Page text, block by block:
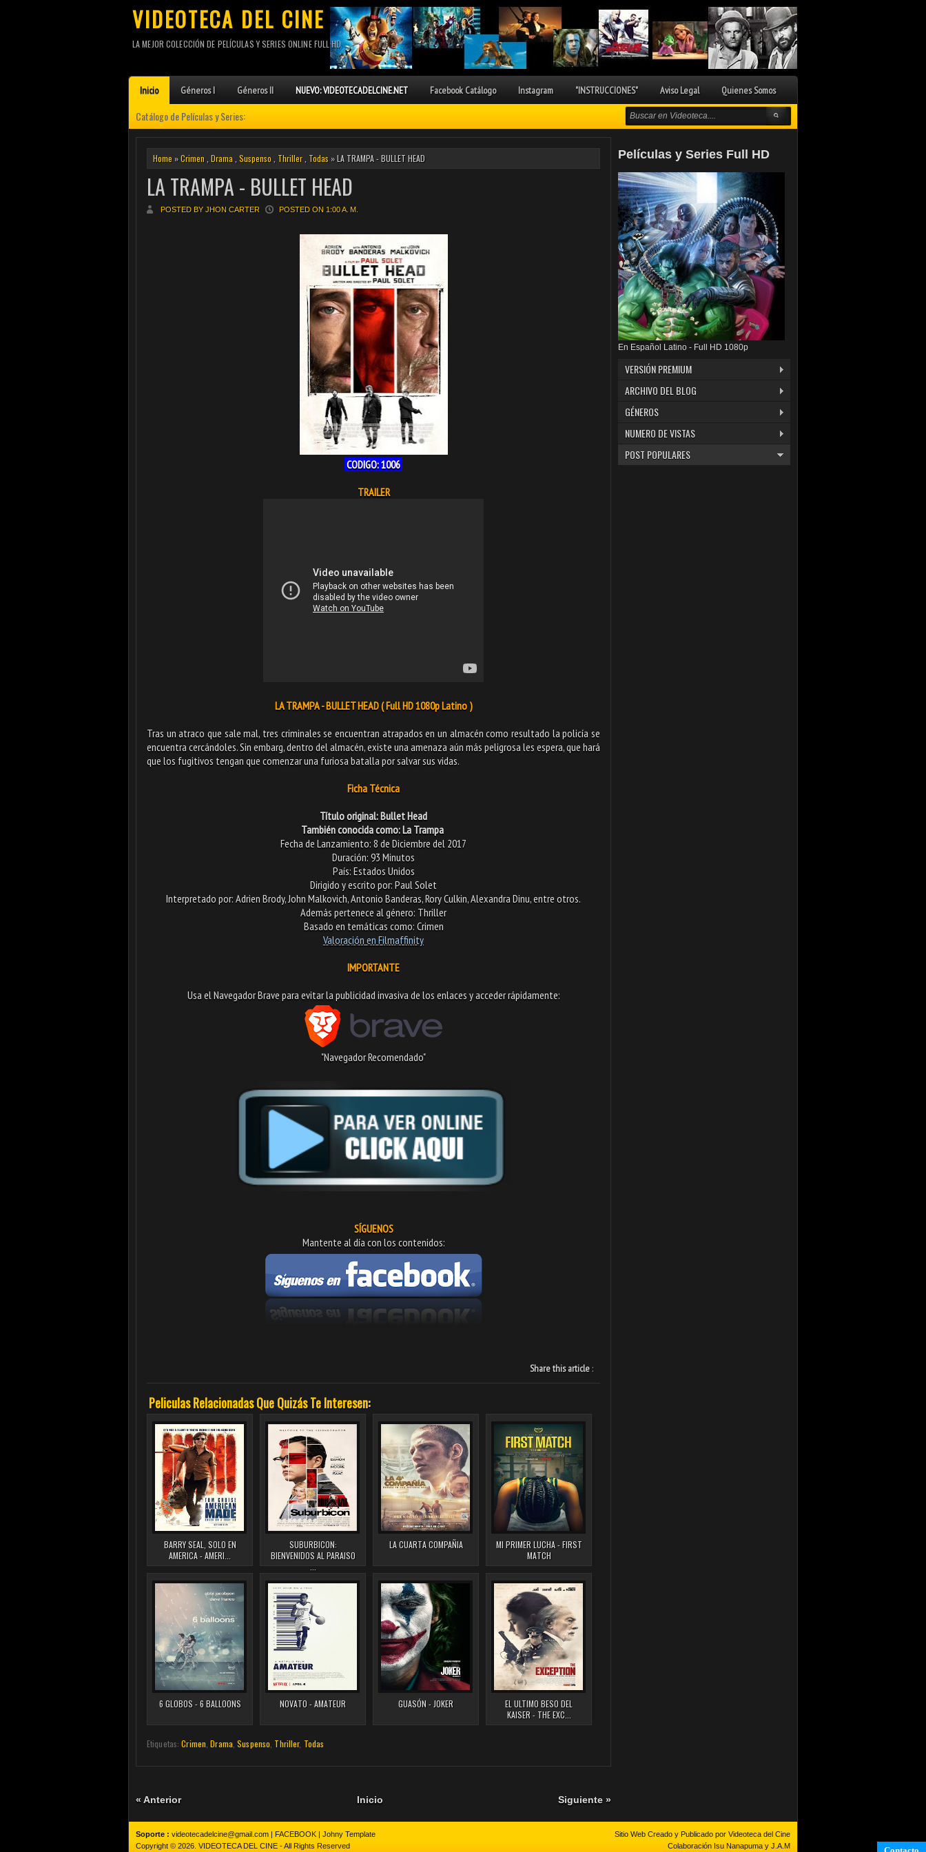
VIDEOTECA DEL CINE
LA MEJOR COLECCIÓN DE PELÍCULAS Y SERIES ONLINE FULL HD
Inicio Géneros I Géneros II NUEVO: VIDEOTECADELCINE.NET Facebook Catálogo Instagram "INSTRUCCIONES" Aviso Legal Quienes Somos
Catálogo de Películas y Series:
Home »Crimen Drama Suspenso Thriller Todas » LA TRAMPA - BULLET HEAD
LA TRAMPA - BULLET HEAD
POSTED BY JHON CARTER POSTED ON 1:00 A. M.
CODIGO: 1006
TRAILER
LA TRAMPA - BULLET HEAD ( Full HD 1080p Latino )
Tras un atraco que sale mal, tres criminales se encuentran atrapados en un almacén como resultado la policía se
encuentra cercándoles. Sin embarg, dentro del almacén, existe una amenaza aún más peligrosa les espera, que hará
que los fugitivos tengan que comenzar una furiosa batalla por salvar sus vidas.
Ficha Técnica
Título original: Bullet Head
También conocida como: La Trampa
Fecha de Lanzamiento: 8 de Diciembre del 2017
Duración: 93 Minutos
País: Estados Unidos
Dirigido y escrito por: Paul Solet
Interpretado por: Adrien Brody, John Malkovich, Antonio Banderas, Rory Culkin, Alexandra Dinu, entre otros.
Además pertenece al género: Thriller
Basado en temáticas como: Crimen
Valoración en Filmaffinity
IMPORTANTE
Usa el Navegador Brave para evitar la publicidad invasiva de los enlaces y acceder rápidamente:​
"Navegador Recomendado"
SÍGUENOS
Mantente al día con los contenidos:
Share this article :
Peliculas Relacionadas Que Quizás Te Interesen:
BARRY SEAL, SOLO EN
AMERICA - AMERI...
SUBURBICON:
BIENVENIDOS AL PARAISO
...
LA CUARTA COMPAÑIA
MI PRIMER LUCHA - FIRST
MATCH
6 GLOBOS - 6 BALLOONS NOVATO - AMATEUR GUASÓN - JOKER
EL ULTIMO BESO DEL
KAISER - THE EXC...
Etiquetas:Crimen ,Drama ,Suspenso Thriller, Todas
« Anterior Siguiente »
Inicio
Películas y Series Full HD
En Español Latino - Full HD 1080p
VERSIÓN PREMIUM
ARCHIVO DEL BLOG
GÉNEROS
NUMERO DE VISTAS
POST POPULARES
Soporte : videotecadelcine@gmail.com | FACEBOOK | Johny Template
Copyright © 2026. VIDEOTECA DEL CINE - All Rights Reserved
Sitio Web Creado y Publicado por Videoteca del Cine
Colaboración Isu Nanapuma y J.A.M